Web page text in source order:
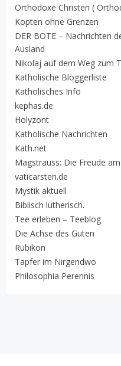
Orthodoxe Christen (
Kopten ohne Grenzen
DER BOTE – Nachrichten
Ausland
Nikolaj auf dem Weg zum
Katholische Bloggerliste
Katholisches Info
kephas.de
Holyzont
Katholische Nachrichten
Kath.net
Magstrauss: Die Freude
vaticarsten.de
Mystik aktuell
Biblisch lutherisch.
Tee erleben – Teeblog
Die Achse des Guten
Rubikon
Tapfer im Nirgendwo
Philosophia Perennis